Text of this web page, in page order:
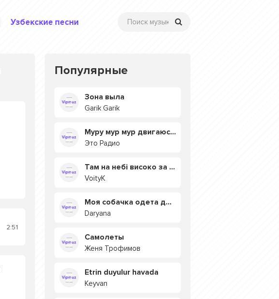
Узбекские песни
2:51
Популярные
Зона выла
Garik Garik
Муру мур мур двигаюсь на мурмулях
Это Радио
Там на небі високо за хмарами
VoityK
Моя собачка одета дороже тебя
Daryana
Самолеты
Женя Трофимов
Etrin duyulur havada
Keyvan